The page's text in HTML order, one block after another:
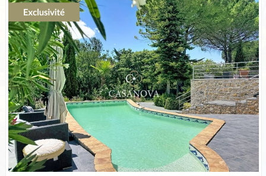
Créer une alerte
Ma sélection
Contact